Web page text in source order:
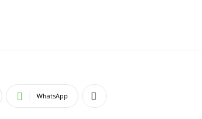
WhatsApp